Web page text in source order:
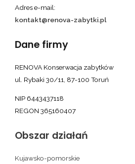
Adres e-mail:
kontakt@renova-zabytki.pl
Dane firmy
RENOVA Konserwacja zabytków
ul. Rybaki 30/11, 87-100 Toruń
NIP 6443437118
REGON 365160407
Obszar działań
Kujawsko-pomorskie